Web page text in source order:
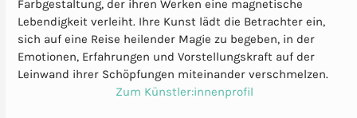
Farbgestaltung, der ihren Werken eine magnetische
Lebendigkeit verleiht. Ihre Kunst lädt die Betrachter ein,
sich auf eine Reise heilender Magie zu begeben, in der
Emotionen, Erfahrungen und Vorstellungskraft auf der
Leinwand ihrer Schöpfungen miteinander verschmelzen.
Zum Künstler:innenprofil